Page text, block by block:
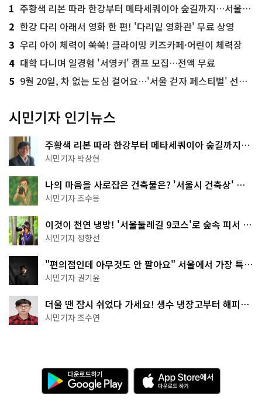
1 주황색 리본 따라 한강부터 메타세쿼이아 숲길까지…서울둘레길 15코스
2 한강 다리 아래서 영화 한 편! '다리밑 영화관' 무료 상영
3 우리 아이 체력이 쑥쑥! 클라이밍 키즈카페·어린이 체력장
4 대학 다니며 일경험 '서영커' 캠프 모집…전액 무료
5 9월 20일, 차 없는 도심 걸어요…'서울 걷자 페스티벌' 선착순 5천명
시민기자 인기뉴스
주황색 리본 따라 한강부터 메타세쿼이아 숲길까지…
서울둘레길 15코스
시민기자 박상현
나의 마음을 사로잡은 건축물은? '서울시 건축상' 수
상작 공개!
시민기자 조수봉
이것이 천연 냉방! '서울둘레길 9코스'로 숲속 피서 떠
나볼까
시민기자 정향선
"편의점인데 아무것도 안 팔아요" 서울에서 가장 특별
한 편의점의 정체
시민기자 권기윤
더울 땐 잠시 쉬었다 가세요! 생수 냉장고부터 해피소
·무더위쉼터까지
시민기자 조수연
다
운
로
A
p
p